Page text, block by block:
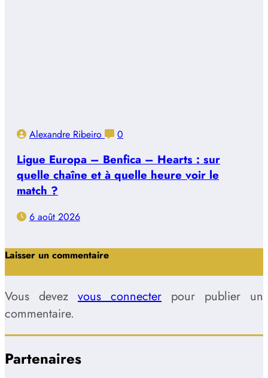
Alexandre Ribeiro 0
Ligue Europa – Benfica – Hearts : sur
quelle chaîne et à quelle heure voir le
match ?
6 août 2026
Laisser un commentaire
Vous devez vous connecter pour publier un
commentaire.
Partenaires